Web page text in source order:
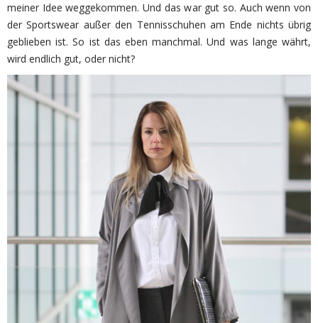
meiner Idee weggekommen. Und das war gut so. Auch wenn von
der Sportswear außer den Tennisschuhen am Ende nichts übrig
geblieben ist. So ist das eben manchmal. Und was lange währt,
wird endlich gut, oder nicht?